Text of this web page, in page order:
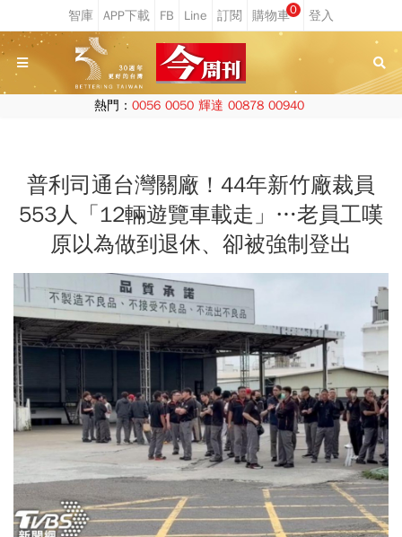
0
熱門： 0056 0050 輝達 00878 00940
普利司通台灣關廠！44年新竹廠裁員
553人「12輛遊覽車載走」…老員工嘆
原以為做到退休、卻被強制登出